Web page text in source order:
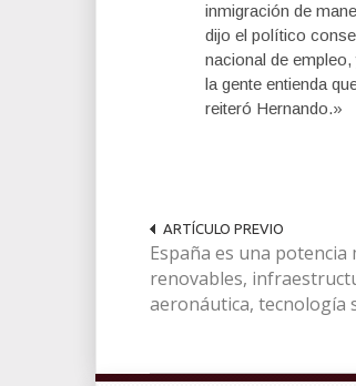
inmigración de
dijo el político
nacional de
la gente entienda
reiteró Hernando.»
ARTÍCULO PREVIO
España es una potencia
renovables,
aeronáutica, tecnología